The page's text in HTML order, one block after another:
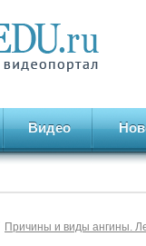
Видео
Причины и виды ангины.